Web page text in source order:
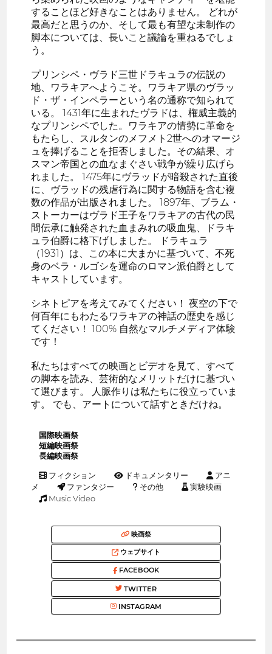
することほど好きなことはありません。 どれが
最高だと思うのか、そして最も有望な未制作の
脚本については、長いこと議論を重ねるでしょ
う。
プリンシペ・ヴラド三世ドラキュラの伝説の
地、ワラキアへようこそ。ワラキア県のヴラッ
ド・ザ・インペラーという名の通称で知られて
いる。 1431年に生まれたヴラドは、権威主義的
なプリンシペでした。ワラキアの情勢に革命を
もたらし、スルタンのメフメト2世へのオマージ
ュを捧げることを拒否しました。その結果、オ
スマン帝国との血なまぐさい戦争が繰り広げら
れました。 1475年にヴラッドが暗殺された直後
に、ヴラッドの残虐行為に関する物語を含む複
数の作品が出版されました。 1897年、ブラム・
ストーカーはヴラド王子をワラキアの古代の民
間伝承に触発された血まみれの吸血鬼、ドラキ
ュラ伯爵に格下げしました。 ドラキュラ
（1931）は、この本に大まかに基づいて、不死
身のベラ・ルゴシを運命のロマン派伯爵として
キャストしています。
シネトピアを考えてみてください！ 夜空の下で
何百年にもわたるワラキアの神話の歴史を感じ
てください！ 100% 自然なマルチメディア体験
です！
私たちはすべての映画とビデオを見て、すべて
の脚本を読み、芸術的なメリットだけに基づい
て選びます。 人脈作りは私たちに役立っていま
す。 でも、アートについて話すときだけね。
国際映画祭
短編映画祭
長編映画祭
フィクション ドキュメンタリー
アニ
メ
ファンタジー その他
実験映画
Music Video
映画祭
ウェブサイト
FACEBOOK
TWITTER
INSTAGRAM